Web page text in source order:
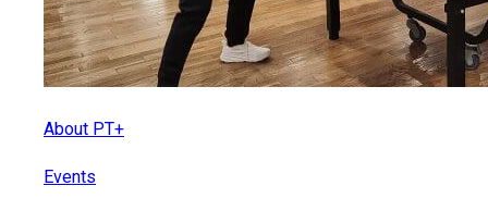
About PT+
Events